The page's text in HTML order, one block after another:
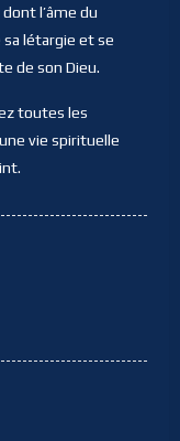
l’âme du
sa létargie et se
de son Dieu.
toutes les
vie spirituelle